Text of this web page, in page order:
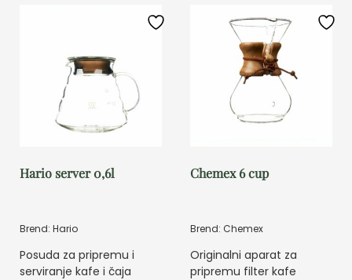
Hario server 0,6l
Brend: Hario
Posuda za pripremu i
serviranje kafe i čaja
Chemex 6 cup
Brend: Chemex
Originalni aparat za
pripremu filter kafe